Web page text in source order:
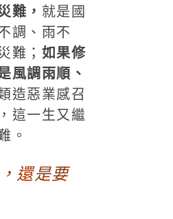
難， 就是國
調、雨不
難； 如果修
風調雨順、
造惡業感召
這一生又繼
。
還是要